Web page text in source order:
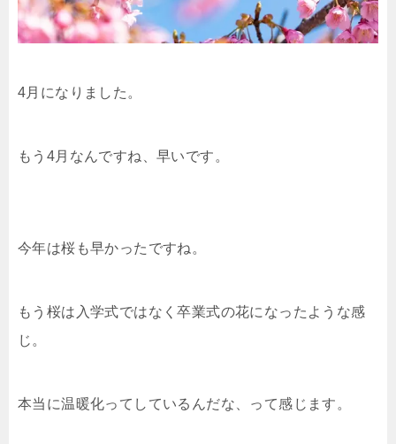
4月になりました。
もう4月なんですね、早いです。
今年は桜も早かったですね。
もう桜は入学式ではなく卒業式の花になったような感
じ。
本当に温暖化ってしているんだな、って感じます。